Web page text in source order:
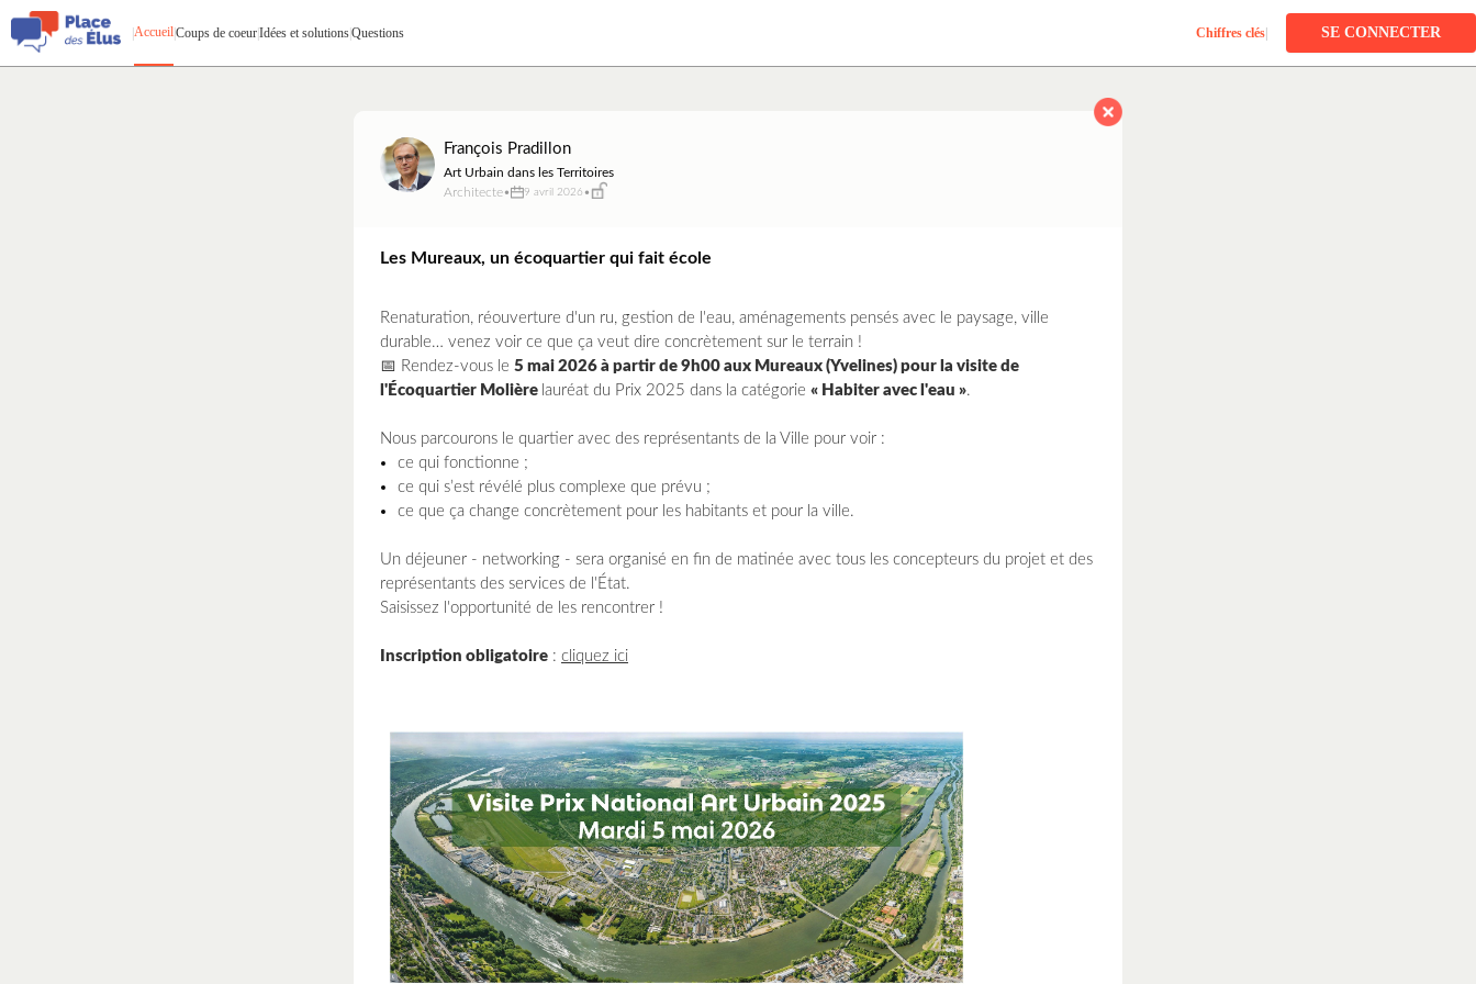
|Accueil|Coups de coeur|Idées et solutions|Questions Chiffres clés| SE CONNECTER
François Pradillon
Art Urbain dans les Territoires
Architecte• 9 avril 2026 •
Les Mureaux, un écoquartier qui fait école
Renaturation, réouverture d'un ru, gestion de l'eau, aménagements pensés avec le paysage, ville
durable… venez voir ce que ça veut dire concrètement sur le terrain !
📅 Rendez-vous le 5 mai 2026 à partir de 9h00 aux Mureaux (Yvelines) pour la visite de
l'Écoquartier Molière lauréat du Prix 2025 dans la catégorie « Habiter avec l'eau ».
Nous parcourons le quartier avec des représentants de la Ville pour voir :
ce qui fonctionne ;
ce qui s’est révélé plus complexe que prévu ;
ce que ça change concrètement pour les habitants et pour la ville.
Un déjeuner - networking - sera organisé en fin de matinée avec tous les concepteurs du projet et des
représentants des services de l'État.
Saisissez l'opportunité de les rencontrer !
Inscription obligatoire : cliquez ici